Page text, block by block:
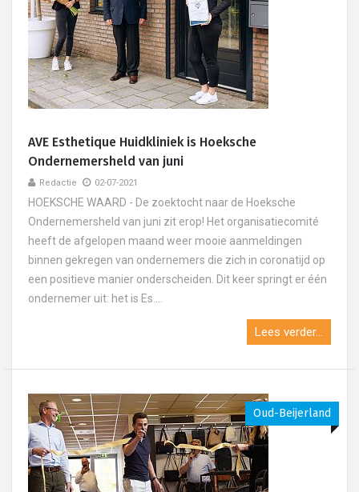
AVE Esthetique Huidkliniek is Hoeksche
Ondernemersheld van juni
Redactie 02-07-2021
HOEKSCHE WAARD - De zoektocht naar de Hoeksche
Ondernemersheld van juni zit erop! Het organisatiecomité
heeft de afgelopen maand weer mooie aanmeldingen
binnen gekregen van ondernemers die zich in coronatijd op
een positieve manier onderscheiden. Dit keer springt er één
ondernemer uit: het is Es....
Lees verder...
Oud-Beijerland